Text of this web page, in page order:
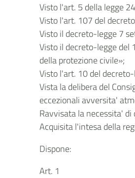
Visto l'art. 5 della legge
Visto l'art. 107 del
Visto il decreto-legge 7
Visto il decreto-legge del
della protezione civile»;
Visto l'art. 10 del
Vista la delibera del
eccezionali avversita'
Ravvisata la necessita'
Acquisita l'intesa della
Dispone:
Art. 1